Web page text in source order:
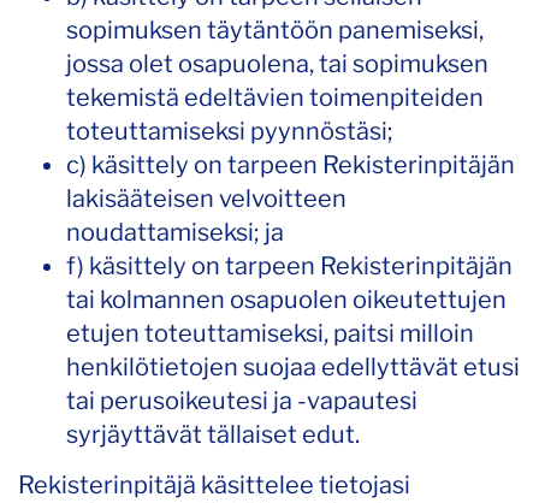
sopimuksen täytäntöön panemiseksi,
jossa olet osapuolena, tai sopimuksen
tekemistä edeltävien toimenpiteiden
toteuttamiseksi pyynnöstäsi;
c) käsittely on tarpeen Rekisterinpitäjän
lakisääteisen velvoitteen
noudattamiseksi; ja
f) käsittely on tarpeen Rekisterinpitäjän
tai kolmannen osapuolen oikeutettujen
etujen toteuttamiseksi, paitsi milloin
henkilötietojen suojaa edellyttävät etusi
tai perusoikeutesi ja -vapautesi
syrjäyttävät tällaiset edut.
Rekisterinpitäjä käsittelee tietojasi